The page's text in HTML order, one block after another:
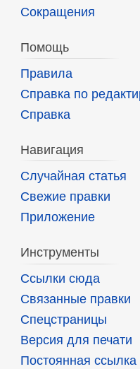
Сокращения
Помощь
Правила
Справка по
Справка
Навигация
Случайная статья
Свежие правки
Приложение
Инструменты
Ссылки сюда
Связанные правки
Спецстраницы
Версия для печати
Постоянная ссылка